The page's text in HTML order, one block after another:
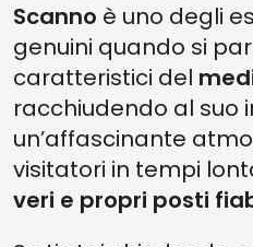
Scanno è uno degli
genuini quando si
caratteristici del
racchiudendo al suo
un’affascinante
visitatori in tempi
veri e propri posti